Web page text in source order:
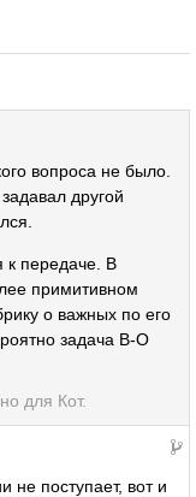
вопроса не было.
другой
к передаче. В
примитивном
о важных по его
задача В-О
для Кот.
не поступает, вот и